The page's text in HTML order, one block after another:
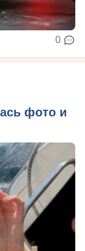
0
фото и